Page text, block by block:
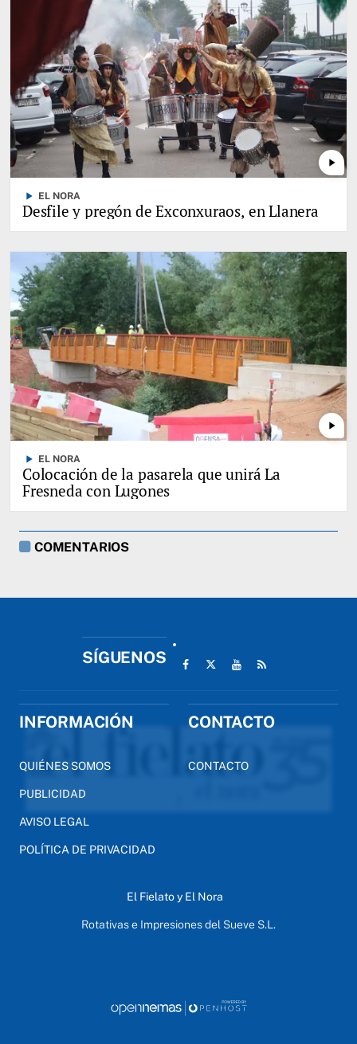
play_arrow
play_arrow EL NORA
Desfile y pregón de Exconxuraos, en Llanera
play_arrow
play_arrow EL NORA
Colocación de la pasarela que unirá La
Fresneda con Lugones
COMENTARIOS
SÍGUENOS
INFORMACIÓN
QUIÉNES SOMOS
PUBLICIDAD
AVISO LEGAL
POLÍTICA DE PRIVACIDAD
CONTACTO
CONTACTO
El Fielato y El Nora
Rotativas e Impresiones del Sueve S.L.